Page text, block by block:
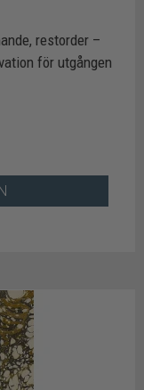
restorder –
för utgången